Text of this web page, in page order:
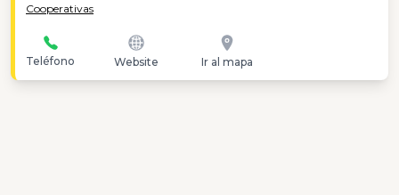
Cooperativas
Teléfono Website Ir al mapa